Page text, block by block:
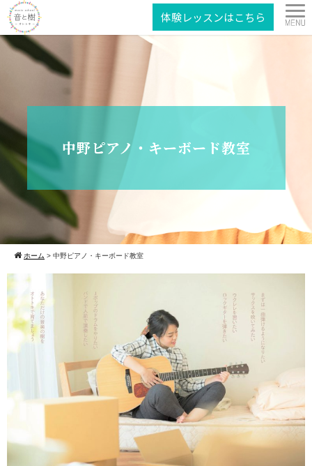
体験レッスンはこちら
中野ピアノ・キーボード教室
ホーム > 中野ピアノ・キーボード教室